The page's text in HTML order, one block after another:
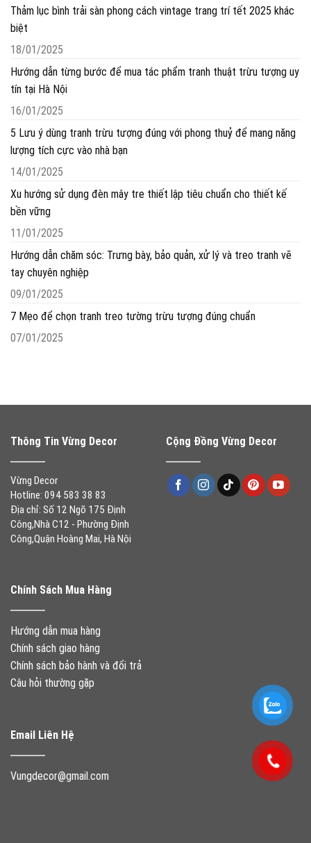
Thảm lục bình trải sàn phong cách vintage trang trí tết 2025 khác
biệt
18/01/2025
Hướng dẫn từng bước để mua tác phẩm tranh thuật trừu tượng uy
tín tại Hà Nội
16/01/2025
5 Lưu ý dùng tranh trừu tượng đúng với phong thuỷ để mang năng
lượng tích cực vào nhà bạn
14/01/2025
Xu hướng sử dụng đèn mây tre thiết lập tiêu chuẩn cho thiết kế
bền vững
11/01/2025
Hướng dẫn chăm sóc: Trưng bày, bảo quản, xử lý và treo tranh vẽ
tay chuyên nghiệp
09/01/2025
7 Mẹo để chọn tranh treo tường trừu tượng đúng chuẩn
07/01/2025
Thông Tin Vừng Decor
Vừng Decor
Hotline: 094 583 38 83
Địa chỉ: Số 12 Ngõ 175 Định
Công,Nhà C12 - Phường Định
Công,Quận Hoàng Mai, Hà Nội
Cộng Đồng Vừng Decor
Chính Sách Mua Hàng
Hướng dẫn mua hàng
Chính sách giao hàng
Chính sách bảo hành và đổi trả
Câu hỏi thường gặp
Email Liên Hệ
Vungdecor@gmail.com